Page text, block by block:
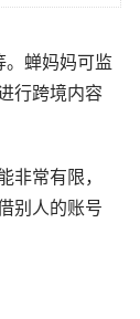
。蝉妈妈可监
行跨境内容
非常有限，
别人的账号